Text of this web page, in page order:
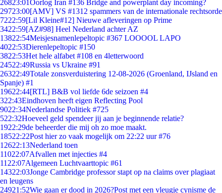
26823:01Oorlog Iran #136 Bridge and powerplant day incoming?
29723:00[AMV] VS #1312 spammers van de internationale rechtsorde
7222:59[Lil Kleine#12] Nieuwe afleveringen op Prime
3422:59[AZ#98] Heel Nederland achter AZ
13822:54Meisjesnamenlepeltopic #367 LOOOOL LAPO
4022:53Dierenlepeltopic #150
3822:53Het hele alfabet #108 en 4letterwoord
24522:49Russia vs Ukraine #91
26322:49Totale zonsverduistering 12-08-2026 (Groenland, IJsland en
Spanje) #1
19622:44[RTL] B&B vol liefde 6de seizoen #4
322:43Eindhoven heeft eigen Reflecting Pool
9022:34Nederlandse Politiek #725
522:32Hoeveel geld spendeer jij aan je beginnende relatie?
1922:29de beheerder die mij oh zo moe maakt.
18522:22Post hier zo vaak mogelijk om 22:22 uur #76
12622:13Nederland toen
11022:07Afvallen met injecties #4
11 22:07Algemeen Luchtvaarttopic #61
14322:03Jonge Cambridge professor stapt op na claims over plagiaat
en leugens
24921:52Wie gaan er dood in 2026?Post met een vleugje cynisme de